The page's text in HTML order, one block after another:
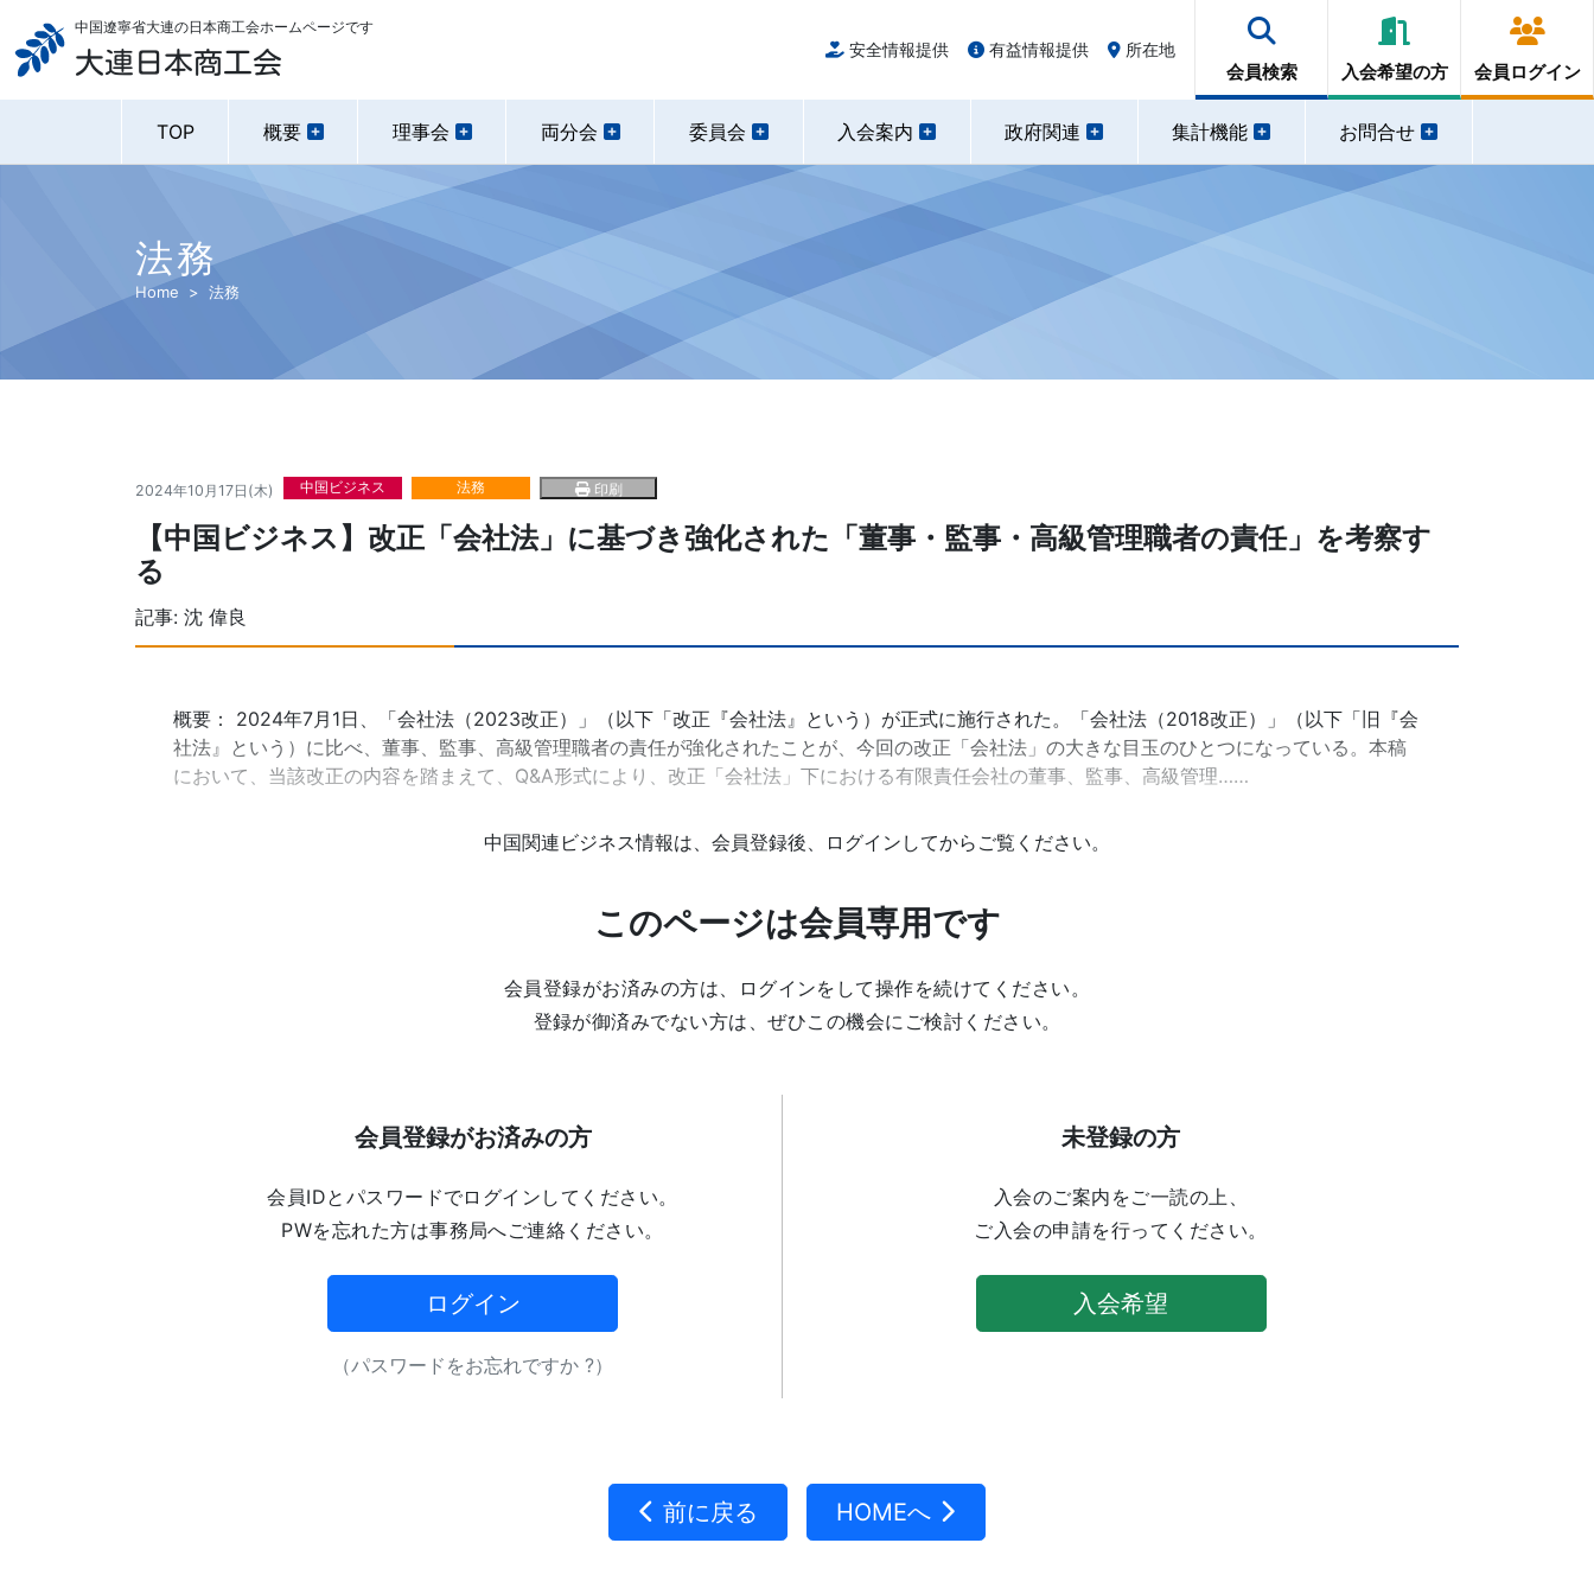
大連日本商工会
中国遼寧省大連の日本商工会ホームページです
安全情報提供 有益情報提供 所在地
会員検索 入会希望の方 会員ログイン
TOP 概要 理事会 両分会 委員会 入会案内 政府関連 集計機能 お問合せ
法務
Home 法務
2024年10月17日(木) 中国ビジネス 法務 印刷
【中国ビジネス】改正「会社法」に基づき強化された「董事・監事・高級管理職者の責任」を考察す
る
記事: 沈 偉良
概要： 2024年7月1日、「会社法（2023改正）」（以下「改正『会社法』という）が正式に施行された。「会社法（2018改正）」（以下「旧『会
社法』という）に比べ、董事、監事、高級管理職者の責任が強化されたことが、今回の改正「会社法」の大きな目玉のひとつになっている。本稿
において、当該改正の内容を踏まえて、Q&A形式により、改正「会社法」下における有限責任会社の董事、監事、高級管理……
中国関連ビジネス情報は、会員登録後、ログインしてからご覧ください。
このページは会員専用です
会員登録がお済みの方は、ログインをして操作を続けてください。
登録が御済みでない方は、ぜひこの機会にご検討ください。
会員登録がお済みの方
会員IDとパスワードでログインしてください。
PWを忘れた方は事務局へご連絡ください。
ログイン
（パスワードをお忘れですか ?）
未登録の方
入会のご案内をご一読の上、
ご入会の申請を行ってください。
入会希望
前に戻る HOMEへ